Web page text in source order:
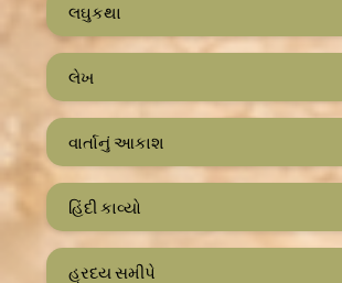
લઘુકથા
લેખ
વાર્તાનું આકાશ
હિંદી કાવ્યો
હ્રદય સમીપે